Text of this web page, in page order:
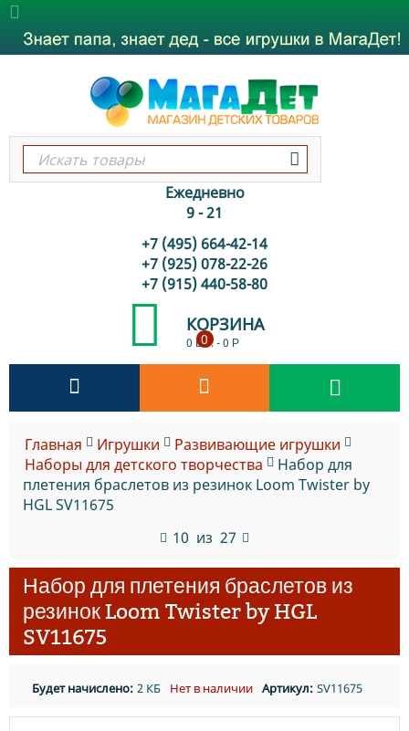
Ежедневно
9 - 21
+7 (495) 664-42-14
+7 (925) 078-22-26
+7 (915) 440-58-80
КОРЗИНА
0 шт.-0 Р
0
Главная Игрушки
Развивающие игрушки
Наборы для детского творчества
Набор для
плетения браслетов из резинок Loom Twister by
HGL SV11675
10 из 27
Набор для плетения браслетов из
резинок Loom Twister by HGL
SV11675
Будет начислено: 2 КБ Нет в наличии Артикул: SV11675